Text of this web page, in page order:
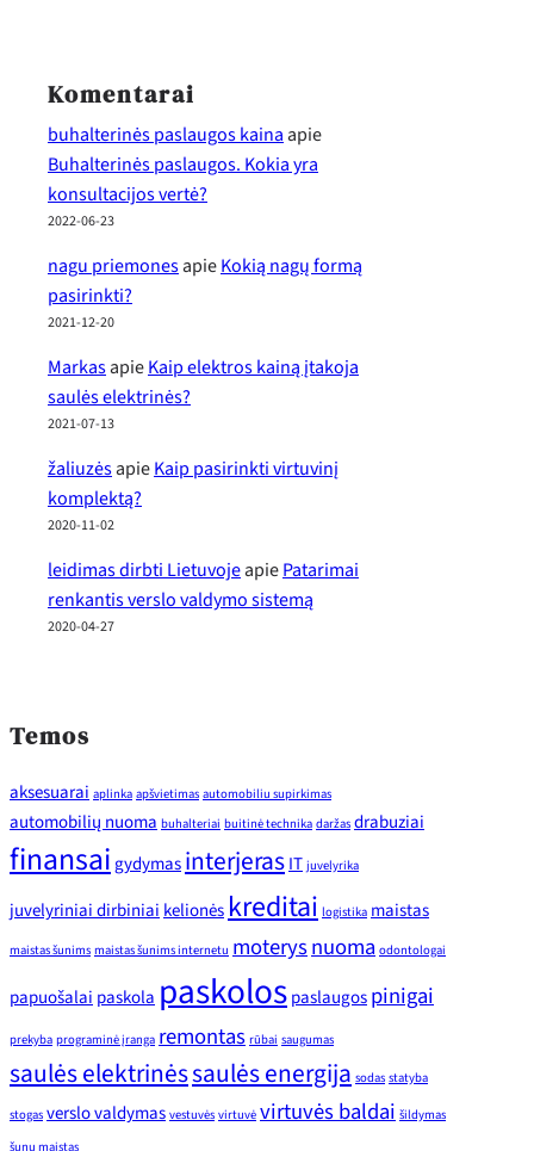
Komentarai
buhalterinės paslaugos kainaapie
Buhalterinės paslaugos. Kokia yra
konsultacijos vertė?
2022-06-23
nagu priemonesapieKokią nagų formą
pasirinkti?
2021-12-20
MarkasapieKaip elektros kainą įtakoja
saulės elektrinės?
2021-07-13
žaliuzėsapieKaip pasirinkti virtuvinį
komplektą?
2020-11-02
leidimas dirbti LietuvojeapiePatarimai
renkantis verslo valdymo sistemą
2020-04-27
Temos
aksesuarai aplinka apšvietimas automobiliu supirkimas
automobilių nuoma buhalteriai buitinė technika daržas drabuziai
finansaigydymasinterjerasIT juvelyrika
juvelyriniai dirbiniaikelionėskreditai logistika maistas
maistas šunims maistas šunims internetu moterysnuoma odontologai
papuošalaipaskola paskolospaslaugospinigai
prekyba programinė įranga remontas rūbai saugumas
saulės elektrinėssaulės energija sodas statyba
stogas verslo valdymas vestuvės virtuvė virtuvės baldai šildymas
šunų maistas